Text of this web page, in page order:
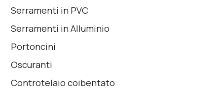
Serramenti in PVC
Serramenti in Alluminio
Portoncini
Oscuranti
Controtelaio coibentato